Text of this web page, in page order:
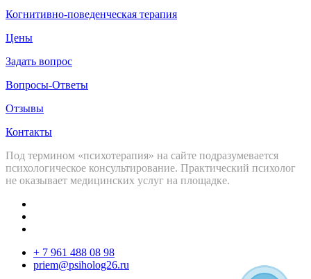
Когнитивно-поведенческая терапия
Цены
Задать вопрос
Вопросы-Ответы
Отзывы
Контакты
Под термином «психотерапия» на сайте подразумевается
психологическое консультирование. Практический психолог
не оказывает медицинских услуг на площадке.
+ 7 961 488 08 98
priem@psiholog26.ru